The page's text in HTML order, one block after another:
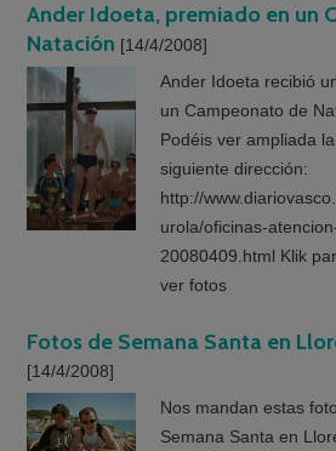
Ander Idoeta, premiado en un
Natación [14/4/2008]
Ander Idoeta recibió
un Campeonato de
Podéis ver ampliada
siguiente dirección:
http://
urola/oficinas-
20080409.html Klik
ver fotos
Fotos de Semana Santa en
[14/4/2008]
Nos mandan estas
Semana Santa en